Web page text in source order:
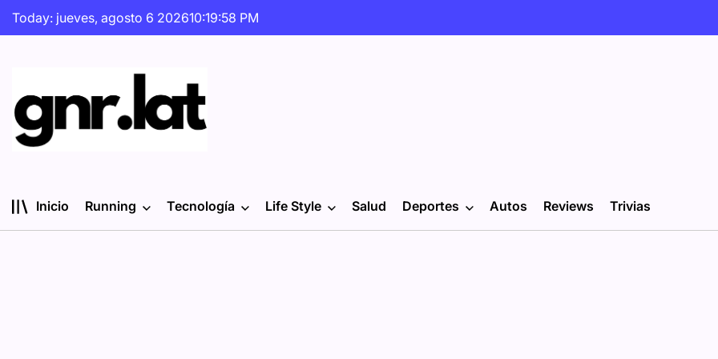
Skip
Today: jueves, agosto 6 202610:19:59 PM
Inicio Running Tecnología Life Style Salud Deportes Autos Reviews Trivias